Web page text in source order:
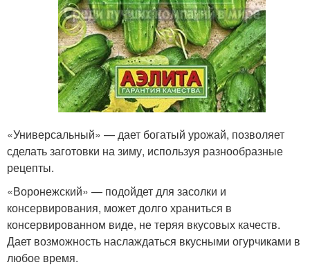
«Универсальный» — дает богатый урожай, позволяет
сделать заготовки на зиму, используя разнообразные
рецепты.
«Воронежский» — подойдет для засолки и
консервирования, может долго храниться в
консервированном виде, не теряя вкусовых качеств.
Дает возможность наслаждаться вкусными огурчиками в
любое время.